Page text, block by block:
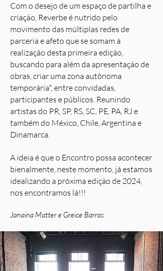
Com o desejo de um espaço de partilha e
criação, Reverbe é nutrido pelo
movimento das múltiplas redes de
parceria e afeto que se somam à
realização desta primeira edição,
buscando para além da apresentação de
obras, criar uma zona autônoma
temporária*, entre convidadas,
participantes e públicos. Reunindo
artistas do PR, SP, RS, SC, PE, PA, RJ e
também do México, Chile, Argentina e
Dinamarca.
A ideia é que o Encontro possa acontecer
bienalmente, neste momento, já estamos
idealizando a próxima edição de 2024,
nos encontramos lá!!!
Janaina Matter e Greice Barros